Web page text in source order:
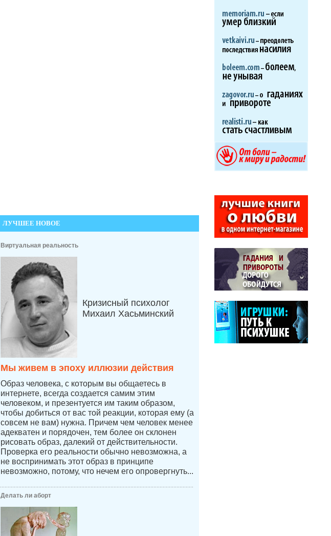
ЛУЧШЕЕ НОВОЕ
Виртуальная реальность
Кризисный психолог
Михаил Хасьминский
Мы живем в эпоху иллюзии действия
Образ человека, с которым вы общаетесь в
интернете, всегда создается самим этим
человеком, и презентуется им таким образом,
чтобы добиться от вас той реакции, которая ему (а
совсем не вам) нужна. Причем чем человек менее
адекватен и порядочен, тем более он склонен
рисовать образ, далекий от действительности.
Проверка его реальности обычно невозможна, а
не воспринимать этот образ в принципе
невозможно, потому, что нечем его опровергнуть...
Делать ли аборт